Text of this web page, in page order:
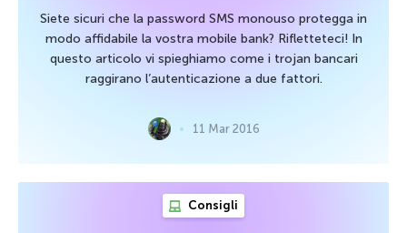
Siete sicuri che la password SMS monouso protegga in
modo affidabile la vostra mobile bank? Rifletteteci! In
questo articolo vi spieghiamo come i trojan bancari
raggirano l’autenticazione a due fattori.
11 Mar 2016
Consigli